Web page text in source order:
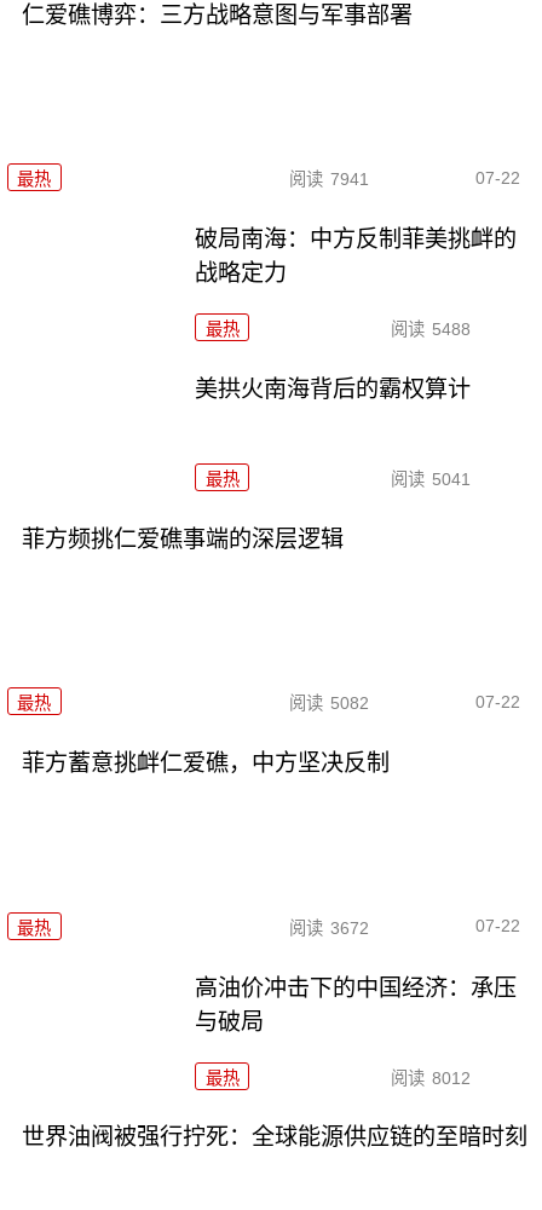
仁爱礁博弈：三方战略意图与军事部署
最热 阅读 7941 07-22
破局南海：中方反制菲美挑衅的
战略定力
最热 阅读 5488
美拱火南海背后的霸权算计
最热 阅读 5041
菲方频挑仁爱礁事端的深层逻辑
最热 阅读 5082 07-22
菲方蓄意挑衅仁爱礁，中方坚决反制
最热 阅读 3672 07-22
高油价冲击下的中国经济：承压
与破局
最热 阅读 8012
世界油阀被强行拧死：全球能源供应链的至暗时刻